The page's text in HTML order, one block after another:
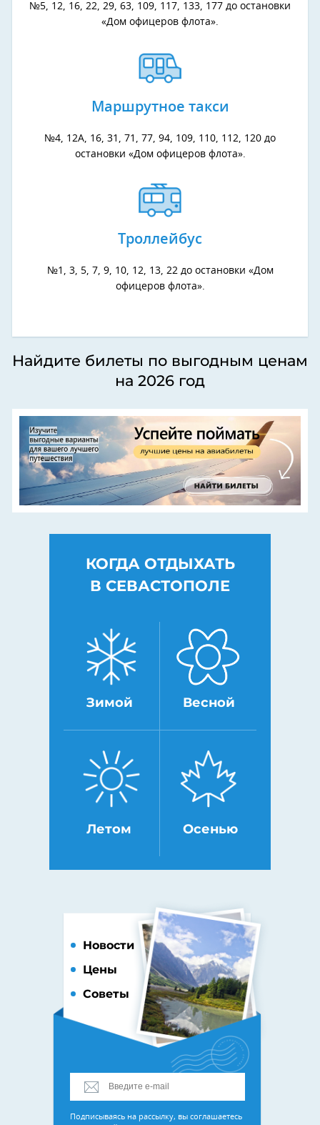
№5, 12, 16, 22, 29, 63, 109, 117, 133, 177 до остановки
«Дом офицеров флота».
Маршрутное такси
№4, 12А, 16, 31, 71, 77, 94, 109, 110, 112, 120 до
остановки «Дом офицеров флота».
Троллейбус
№1, 3, 5, 7, 9, 10, 12, 13, 22 до остановки «Дом
офицеров флота».
Найдите билеты по выгодным ценам
на 2026 год
КОГДА ОТДЫХАТЬ
В СЕВАСТОПОЛЕ
Зимой Весной
Летом Осенью
Новости
Цены
Советы
Подписываясь на рассылку, вы соглашаетесь